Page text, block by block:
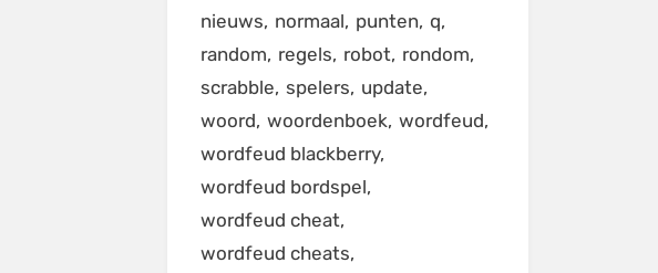
nieuws normaal punten q
random regels robot rondom
scrabble spelers update
woord woordenboek wordfeud
wordfeud blackberry
wordfeud bordspel
wordfeud cheat
wordfeud cheats